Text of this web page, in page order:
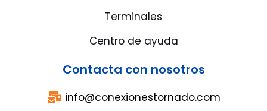
Terminales
Centro de ayuda
Contacta con nosotros
info@conexionestornado.com